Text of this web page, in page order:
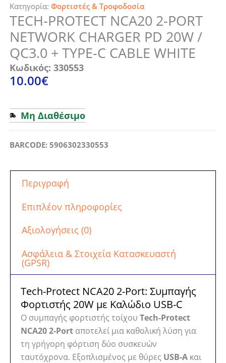
Κατηγορία: Φορτιστές & Τροφοδοσία
TECH-PROTECT NCA20 2-PORT
NETWORK CHARGER PD 20W /
QC3.0 + TYPE-C CABLE WHITE
Κωδικός: 330553
10.00€
Μη Διαθέσιμο
BARCODE: 5906302330553
Περιγραφή
Επιπλέον πληροφορίες
Αξιολογήσεις (0)
Ασφάλεια & Στοιχεία Κατασκευαστή
(GPSR)
Tech-Protect NCA20 2-Port: Συμπαγής
Φορτιστής 20W με Καλώδιο USB-C
Ο συμπαγής φορτιστής τοίχου Tech-Protect
NCA20 2-Port αποτελεί μια καθολική λύση για
τη γρήγορη φόρτιση δύο συσκευών
ταυτόχρονα. Εξοπλισμένος με θύρες USB-A και